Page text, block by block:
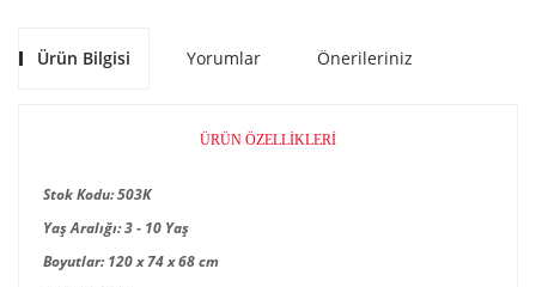
Ürün Bilgisi Yorumlar Önerileriniz
ÜRÜN ÖZELLİKLERİ
Stok Kodu: 503K
Yaş Aralığı: 3 - 10 Yaş
Boyutlar: 120 x 74 x 68 cm